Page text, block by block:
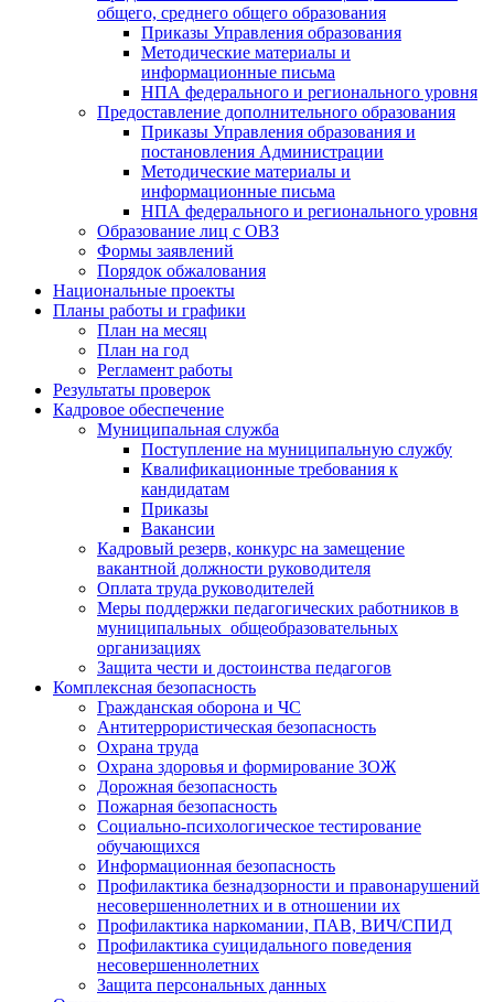
общего, среднего общего образования
Приказы Управления образования
Методические материалы и
информационные письма
НПА федерального и регионального уровня
Предоставление дополнительного образования
Приказы Управления образования и
постановления Администрации
Методические материалы и
информационные письма
НПА федерального и регионального уровня
Образование лиц с ОВЗ
Формы заявлений
Порядок обжалования
Национальные проекты
Планы работы и графики
План на месяц
План на год
Регламент работы
Результаты проверок
Кадровое обеспечение
Муниципальная служба
Поступление на муниципальную службу
Квалификационные требования к
кандидатам
Приказы
Вакансии
Кадровый резерв, конкурс на замещение
вакантной должности руководителя
Оплата труда руководителей
Меры поддержки педагогических работников в
муниципальных общеобразовательных
организациях
Защита чести и достоинства педагогов
Комплексная безопасность
Гражданская оборона и ЧС
Антитеррористическая безопасность
Охрана труда
Охрана здоровья и формирование ЗОЖ
Дорожная безопасность
Пожарная безопасность
Социально-психологическое тестирование
обучающихся
Информационная безопасность
Профилактика безнадзорности и правонарушений
несовершеннолетних и в отношении их
Профилактика наркомании, ПАВ, ВИЧ/СПИД
Профилактика суицидального поведения
несовершеннолетних
Защита персональных данных